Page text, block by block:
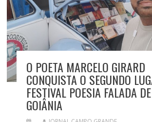
O POETA MARCELO GIRARD
CONQUISTA O SEGUNDO
FESTIVAL POESIA FALADA DE
GOIÂNIA